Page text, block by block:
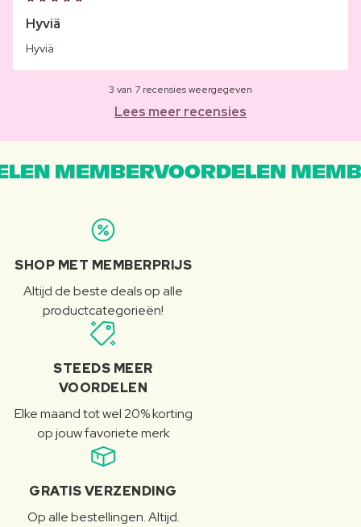
Hyviä
Hyviä
3 van 7 recensies weergegeven
Lees meer recensies
MEMBERVOORDELEN
SHOP MET MEMBERPRIJS
Altijd de beste deals op alle
productcategorieën!
STEEDS MEER
VOORDELEN
Elke maand tot wel 20% korting
op jouw favoriete merk
GRATIS VERZENDING
Op alle bestellingen. Altijd.